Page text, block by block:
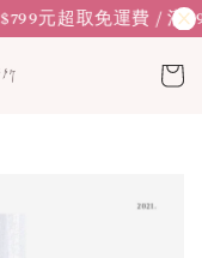
元超取免運費 / 滿